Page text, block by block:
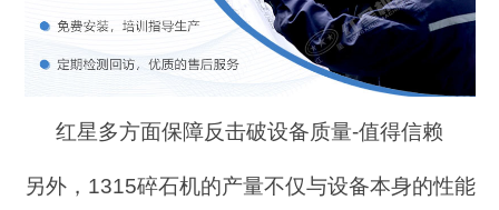
红星多方面保障反击破设备质量-值得信赖
另外，1315碎石机的产量不仅与设备本身的性能